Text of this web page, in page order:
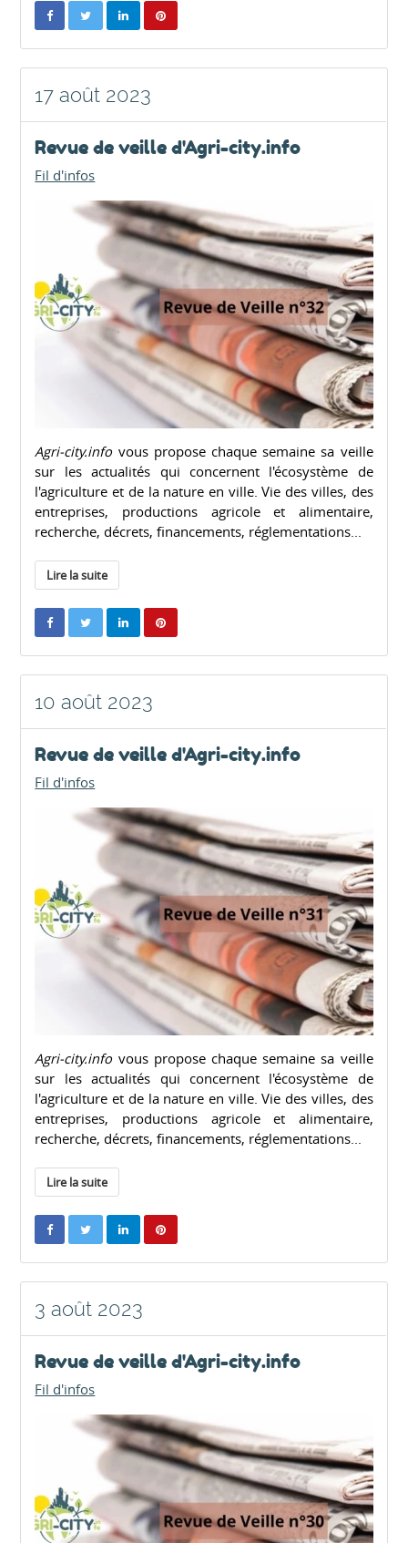
17 août 2023
Revue de veille d'Agri-city.info
Fil d'infos
Agri-city.infovous propose chaque semaine sa veille
sur les actualités qui concernent l'écosystème de
l'agriculture et de la nature en ville. Vie des villes, des
entreprises, productions agricole et alimentaire,
recherche, décrets, financements, réglementations...
Lire la suite
10 août 2023
Revue de veille d'Agri-city.info
Fil d'infos
Agri-city.infovous propose chaque semaine sa veille
sur les actualités qui concernent l'écosystème de
l'agriculture et de la nature en ville. Vie des villes, des
entreprises, productions agricole et alimentaire,
recherche, décrets, financements, réglementations...
Lire la suite
3 août 2023
Revue de veille d'Agri-city.info
Fil d'infos